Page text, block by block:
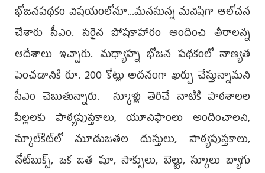
భోజనపథకం విషయంలోనూ...మనసున్న మనిషిగా ఆలోచన
చేశారు సీఎం. సరైన పోషకాహారం అందించి తీరాలన్న
ఆదేశాలు ఇచ్చారు. మధ్యాహ్న భోజన పథకంలో నాణ్యత
పెంచడానికి రూ. 200 కోట్లు అదనంగా ఖర్చు చేస్తున్నామని
సీఎం చెబుతున్నారు. స్కూళ్లు తెరిచే నాటికి పాఠశాలల
పిల్లలకు పాఠ్యపుస్తకాలు, యూనిఫాంలు అందించాలని,
స్కూల్‌కిట్‌లో మూడుజతల దుస్తులు, పాఠ్యపుస్తకాలు,
నోట్‌బుక్స్, ఒక జత షూ, సాక్సులు, బెల్టు, స్కూలు బ్యాగు